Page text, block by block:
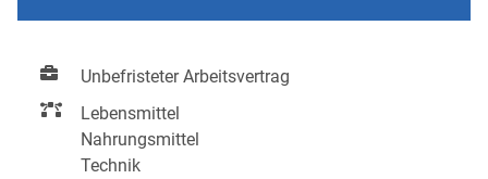
Unbefristeter Arbeitsvertrag
Lebensmittel
Nahrungsmittel
Technik